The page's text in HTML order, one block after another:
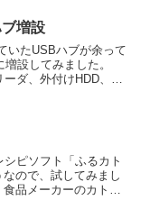
増設
いたUSBハブが余って
設してみました。
ダ、外付けHDD、フ
ピソフト「ふるカト
ので、試してみまし
品メーカーのカトキ